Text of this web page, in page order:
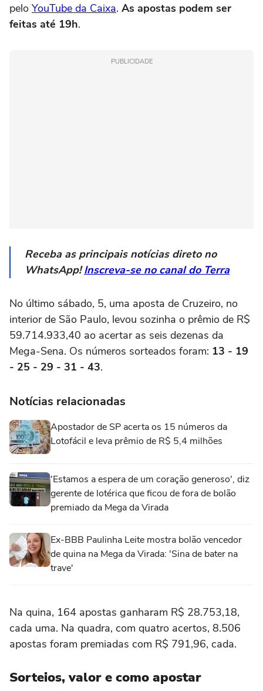
pelo YouTube da Caixa. As apostas podem ser
feitas até 19h.
PUBLICIDADE
Receba as principais notícias direto no
WhatsApp!Inscreva-se no canal do Terra
No último sábado, 5, uma aposta de Cruzeiro, no
interior de São Paulo, levou sozinha o prêmio de R$
59.714.933,40 ao acertar as seis dezenas da
Mega-Sena. Os números sorteados foram: 13 - 19
- 25 - 29 - 31 - 43.
Notícias relacionadas
Apostador de SP acerta os 15 números da
Lotofácil e leva prêmio de R$ 5,4 milhões
'Estamos a espera de um coração generoso', diz
gerente de lotérica que ficou de fora de bolão
premiado da Mega da Virada
Ex-BBB Paulinha Leite mostra bolão vencedor
de quina na Mega da Virada: 'Sina de bater na
trave'
Na quina, 164 apostas ganharam R$ 28.753,18,
cada uma. Na quadra, com quatro acertos, 8.506
apostas foram premiadas com R$ 791,96, cada.
Sorteios, valor e como apostar